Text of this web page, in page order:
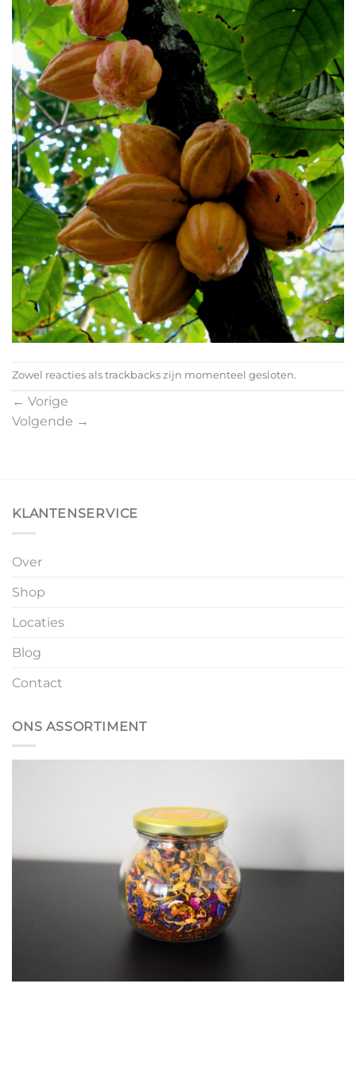
Zowel reacties als trackbacks zijn momenteel gesloten.
← Vorige
Volgende →
KLANTENSERVICE
Over
Shop
Locaties
Blog
Contact
ONS ASSORTIMENT